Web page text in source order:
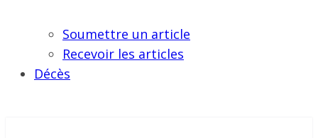
Soumettre un article
Recevoir les articles
Décès